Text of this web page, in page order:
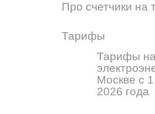
Про счетчики на
Тарифы
Тарифы на
Москве с
2026 года